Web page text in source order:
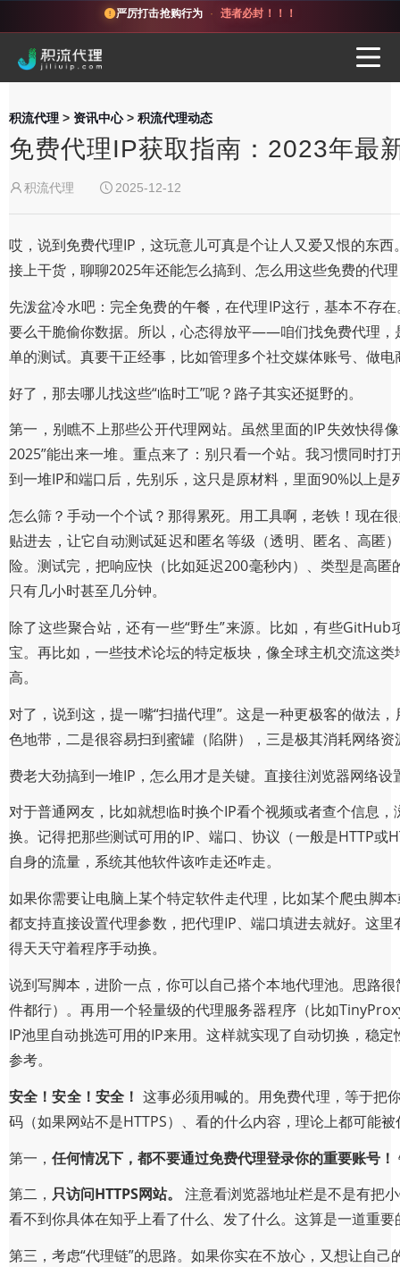
严厉打击抢购行为 · 违者必封！！！
积流代理 > 资讯中心> 积流代理动态
免费代理IP获取指南：2023年最
积流代理 2025-12-12
哎，说到免费代理IP，这玩意儿可真是个让人又爱又恨的东
接上干货，聊聊2025年还能怎么搞到、怎么用这些免费的代
先泼盆冷水吧：完全免费的午餐，在代理IP这行，基本不存
要么干脆偷你数据。所以，心态得放平——咱们找免费代理，
单的测试。真要干正经事，比如管理多个社交媒体账号、做
好了，那去哪儿找这些“临时工”呢？路子其实还挺野的。
第一，别瞧不上那些公开代理网站。虽然里面的IP失效快得
2025”能出来一堆。重点来了：别只看一个站。我习惯同时
到一堆IP和端口后，先别乐，这只是原材料，里面90%以上是
怎么筛？手动一个个试？那得累死。用工具啊，老铁！现在
贴进去，让它自动测试延迟和匿名等级（透明、匿名、高匿
险。测试完，把响应快（比如延迟200毫秒内）、类型是高
只有几小时甚至几分钟。
除了这些聚合站，还有一些“野生”来源。比如，有些
宝。再比如，一些技术论坛的特定板块，像全球主机交流这
高。
对了，说到这，提一嘴“扫描代理”。这是一种更极客的做法
色地带，二是很容易扫到蜜罐（陷阱），三是极其消耗网络
费老大劲搞到一堆IP，怎么用才是关键。直接往浏览器网络
对于普通网友，比如就想临时换个IP看个视频或者查个信息
换。记得把那些测试可用的IP、端口、协议（一般是HTTP
自身的流量，系统其他软件该咋走还咋走。
如果你需要让电脑上某个特定软件走代理，比如某个爬虫脚
都支持直接设置代理参数，把代理IP、端口填进去就好。这
得天天守着程序手动换。
说到写脚本，进阶一点，你可以自己搭个本地代理池。思路
件都行）。再用一个轻量级的代理服务器程序（比如
IP池里自动挑选可用的IP来用。这样就实现了自动切换，稳
参考。
安全！安全！安全！ 这事必须用喊的。用免费代理，等于把
码（如果网站不是HTTPS）、看的什么内容，理论上都可能
第一， 任何情况下，都不要通过免费代理登录你的重要账号！
第二， 只访问HTTPS网站。
注意看浏览器地址栏是不是有把
看不到你具体在知乎上看了什么、发了什么。这算是一道重
第三，考虑“代理链”的思路。如果你实在不放心，又想让自